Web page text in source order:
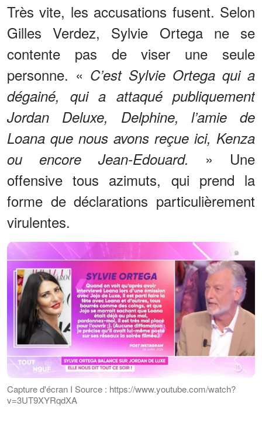
Très vite, les accusations fusent. Selon
Gilles Verdez, Sylvie Ortega ne se
contente pas de viser une seule
personne. « C’est Sylvie Ortega qui a
dégainé, qui a attaqué publiquement
Jordan Deluxe, Delphine, l’amie de
Loana que nous avons reçue ici, Kenza
ou encore Jean-Edouard. » Une
offensive tous azimuts, qui prend la
forme de déclarations particulièrement
virulentes.
Capture d'écran I Source : https://www.youtube.com/watch?
v=3UT9XYRqdXA